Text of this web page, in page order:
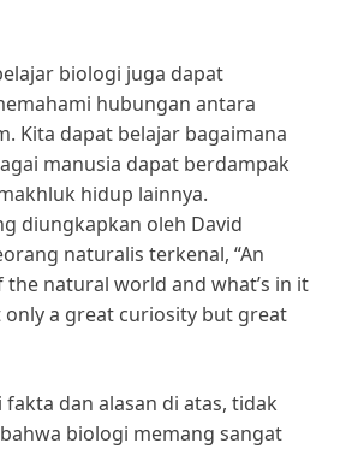
biologi juga dapat
hubungan antara
Kita dapat belajar bagaimana
manusia dapat berdampak
hidup lainnya.
diungkapkan oleh David
naturalis terkenal, “An
natural world and what’s in it
only a great curiosity but great
dan alasan di atas, tidak
biologi memang sangat